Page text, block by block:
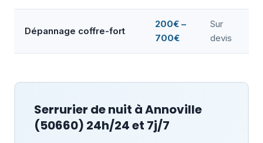
Dépannage coffre-fort
200€ –
700€
Sur
devis
Serrurier de nuit àAnnoville
(50660) 24h/24 et 7j/7